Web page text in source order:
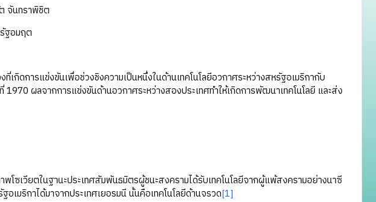
จันทราพิชิต
ฐอมฤต
เกิดการแข่งขันเพื่อช่วงชิงความเป็นหนึ่งในด้านเทคโนโลยีอวกาศระหว่างสหรัฐอเมริกากับ
ผลจากการแข่งขันด้านอวกาศระหว่างสองประเทศทำให้เกิดการพัฒนาเทคโนโลยี และส่ง
พโซเวียตในฐานะประเทศสัมพันธมิตรผู้ชนะสงครามได้รับเทคโนโลยีจากผู้แพ้สงครามอย่างนาซี
เมริกาได้มาจากประเทศเยอรมนี นั้นคือเทคโนโลยีด้านจรวด[1]